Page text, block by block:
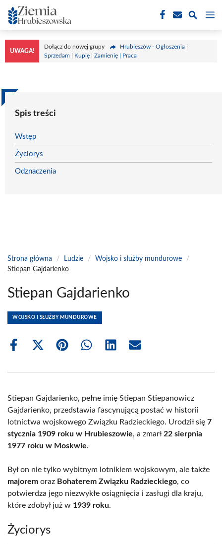
Przejdź
do
treści
UWAGA!
Dołącz do nowej grupy
Hrubieszów - Ogłoszenia |
Sprzedam | Kupię | Zamienię | Praca
Spis treści
Wstęp
Życiorys
Odznaczenia
Strona główna / Ludzie / Wojsko i służby mundurowe
/
Stiepan Gajdarienko
Stiepan Gajdarienko
WOJSKO I SŁUŻBY MUNDUROWE
Share
Share
(Twitter)
Share Share Share Share
Stiepan Gajdarienko, pełne imię Stiepan Stiepanowicz
Gajdarienko, przedstawia fascynującą postać w historii
lotnictwa wojskowego Związku Radzieckiego. Urodził się 7
stycznia 1909 roku w Hrubieszowie, a zmarł 22 sierpnia
1977 roku w Moskwie.
Był on nie tylko wybitnym lotnikiem wojskowym, ale także
majorem oraz Bohaterem Związku Radzieckiego, co
potwierdza jego niezwykłe osiągnięcia i zasługi dla kraju,
które zdobył już w 1939 roku.
Życiorys